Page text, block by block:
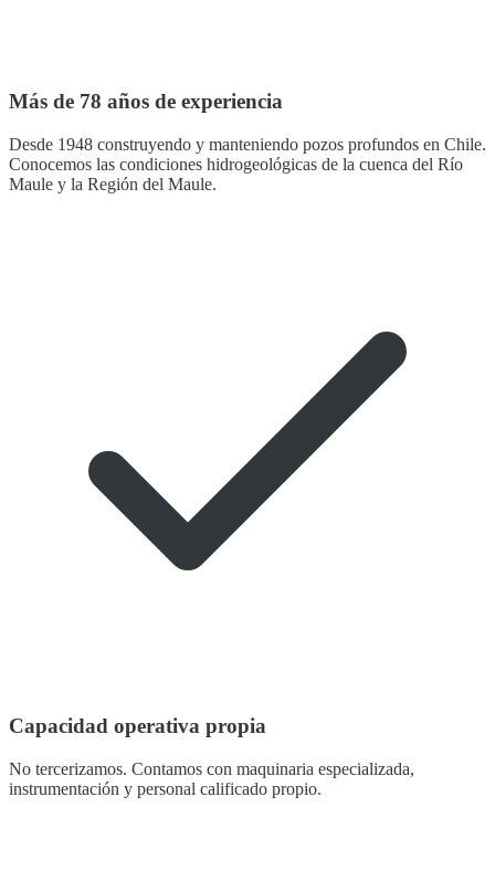
Más de 78 años de experiencia
Desde 1948 construyendo y manteniendo pozos profundos en Chile.
Conocemos las condiciones hidrogeológicas de la cuenca del Río
Maule y la Región del Maule.
Capacidad operativa propia
No tercerizamos. Contamos con maquinaria especializada,
instrumentación y personal calificado propio.